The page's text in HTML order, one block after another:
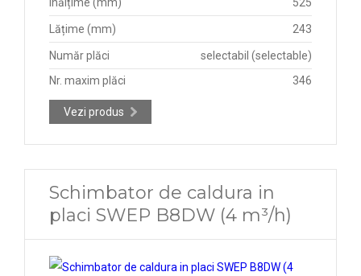
Lățime (mm) 243
Număr plăci
selectabil (selectable)
Nr. maxim plăci
346
Vezi produs
Schimbator de caldura in
placi SWEP B8DW (4 m³/h)